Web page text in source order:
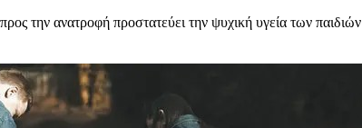
– Παιδοψυχολόγος
την ανατροφή προστατεύει την ψυχική υγεία των παιδιών